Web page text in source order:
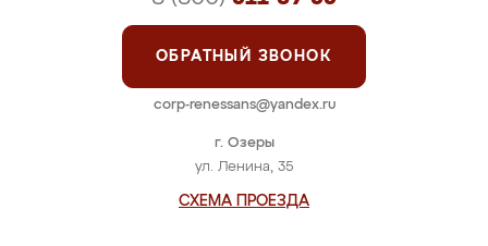
г. Озеры
ул. Ленина, 35
СХЕМА ПРОЕЗДА
ОБРАТНЫЙ ЗВОНОК
corp-renessans@yandex.ru